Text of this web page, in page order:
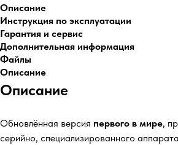
Описание
Инструкция по эксплуатации
Гарантия и сервис
Дополнительная информация
Файлы
Описание
Описание
Обновлённая версия первого в мире,
серийно, специализированного